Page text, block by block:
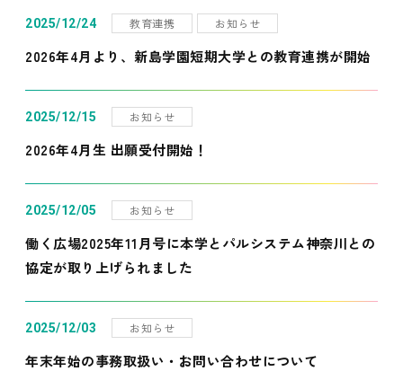
2025/12/24 教育連携 お知らせ
2026年4月より、新島学園短期大学との教育連携が開始
2025/12/15 お知らせ
2026年4月生 出願受付開始！
2025/12/05 お知らせ
働く広場2025年11月号に本学とパルシステム神奈川との
協定が取り上げられました
2025/12/03 お知らせ
年末年始の事務取扱い・お問い合わせについて